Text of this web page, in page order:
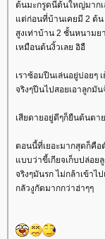
ต้นมะกรูดนี่ต้นใหญ่มากเ
ต่ก่อนที่บ้านเคยมี 2 ต้น
สูงเท่าบ้าน 2 ชั้นหนามย
เหมือนต้นงิ้วเลย อิอื
เราซ้อมปีนเล่นอยู่บ่อยๆ
จริงๆปีนไปสอยเอาลูกมัน
เสียดายอยู่ดีๆก็ยืนต้นตา
ตอนนี้ที่เยอะมากสุดก็คือ
บบว่าขี้เกียจเก็บปล่อยลู
จริงๆมันรก ไม่กล้าเข้าไป
กลัวงูกัดมากกว่าฮ่าๆๆ